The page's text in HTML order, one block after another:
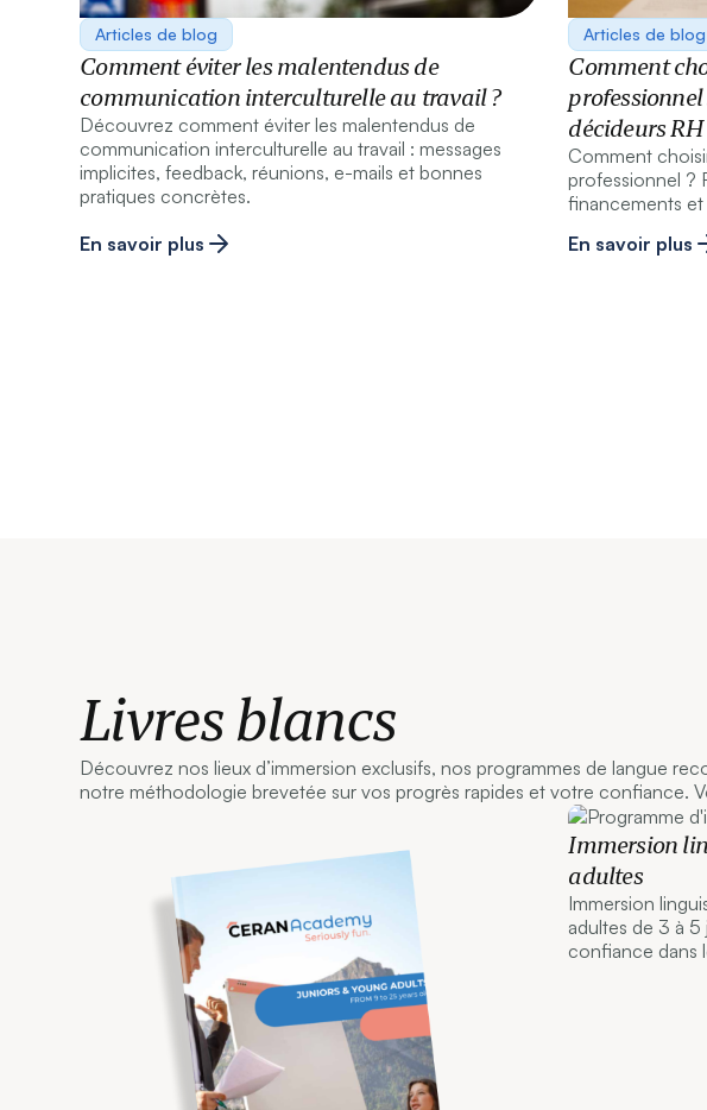
Articles de blog
Comment éviter les malentendus de
communication interculturelle au travail ?
Découvrez comment éviter les malentendus de
communication interculturelle au travail : messages
implicites, feedback, réunions, e-mails et bonnes
pratiques concrètes.
En savoir plus
Articles de blog
Comment
décideurs
Comment
professionnel ?
financements
En savoir plus
Livres blancs
Découvrez nos lieux d’immersion exclusifs, nos programmes de langue
notre méthodologie brevetée sur vos progrès rapides et votre confiance.
Immersion
adultes
Immersion
adultes de 3 à
confiance dans